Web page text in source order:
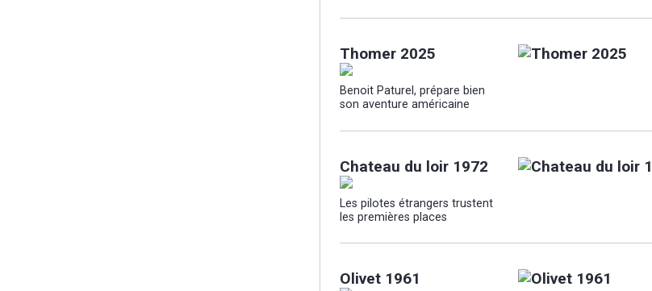
Thomer 2025
Benoit Paturel, prépare bien
son aventure américaine
Chateau du loir 1972
Les pilotes étrangers trustent
les premières places
Olivet 1961